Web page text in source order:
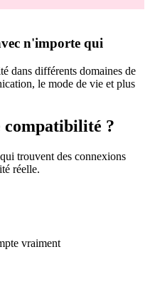
n'importe qui
dans différents domaines de
le mode de vie et plus
?
trouvent des connexions
réelle.
vraiment